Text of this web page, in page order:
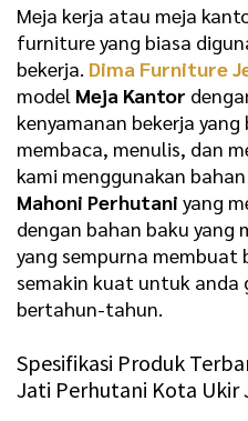
Meja kerja atau meja
furniture yang biasa
bekerja. Dima Furniture
model Meja Kantor
kenyamanan bekerja
membaca, menulis, dan
kami menggunakan
Mahoni Perhutani yang
dengan bahan baku yang
yang sempurna membuat
semakin kuat untuk anda
bertahun-tahun.
Spesifikasi Produk
Jati Perhutani Kota Ukir